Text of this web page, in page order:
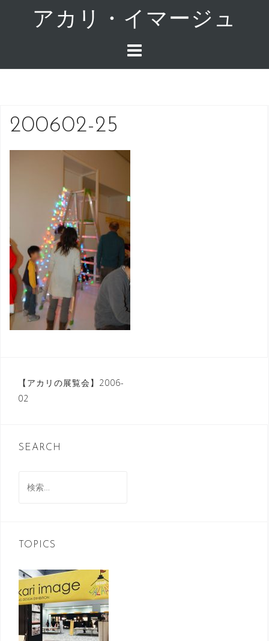
ツ
アカリ・イマージュ
200602-25
投
稿
ビ
ー
ン
【アカリの展覧会】2006-
02
SEARCH
索:
TOPICS